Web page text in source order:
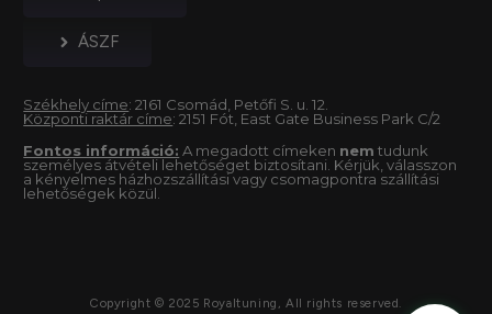
ÁSZF
Székhely címe: 2161 Csomád, Petőfi S. u. 12.
Központi raktár címe: 2151 Fót, East Gate Business Park C/2
Fontos információ: A megadott címeken nem tudunk
személyes átvételi lehetőséget biztosítani. Kérjük, válasszon
a kényelmes házhozszállítási vagy csomagpontra szállítási
lehetőségek közül.
Copyright © 2025 Royaltuning, All rights reserved.